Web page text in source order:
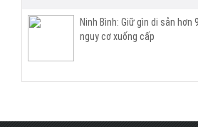
Ninh Bình: Giữ gìn di sản
nguy cơ xuống cấp